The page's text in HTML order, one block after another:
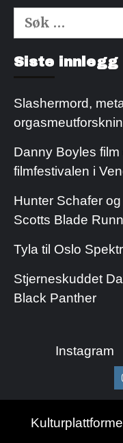
Søk
etter:
Siste innlegg
Slashermord,
Danny Boyles
filmfestivalen i
Hunter Schafer
Scotts Blade
Tyla til Oslo
Stjerneskuddet
Black Panther
Instagram